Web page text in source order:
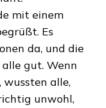
mit einem
Es
da, und die
gut. Wenn
wussten alle,
unwohl,